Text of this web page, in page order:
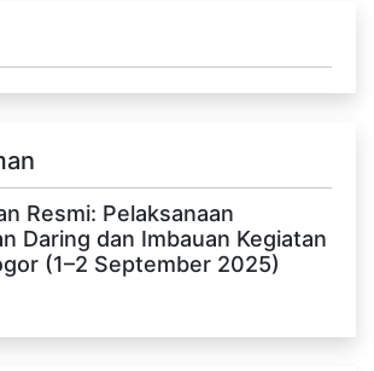
Resmi: Pelaksanaan
Daring dan Imbauan Kegiatan
(1–2 September 2025)